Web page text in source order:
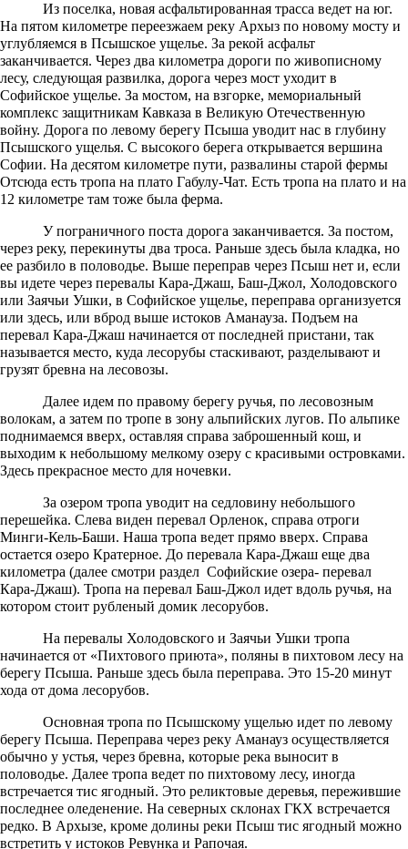
Из поселка, новая асфальтированная трасса ведет на юг.
На пятом километре переезжаем реку Архыз по новому мосту и
углубляемся в Псышское ущелье. За рекой асфальт
заканчивается. Через два километра дороги по живописному
лесу, следующая развилка, дорога через мост уходит в
Софийское ущелье. За мостом, на взгорке, мемориальный
комплекс защитникам Кавказа в Великую Отечественную
войну. Дорога по левому берегу Псыша уводит нас в глубину
Псышского ущелья. С высокого берега открывается вершина
Софии. На десятом километре пути, развалины старой фермы
Отсюда есть тропа на плато Габулу-Чат. Есть тропа на плато и на
12 километре там тоже была ферма.
У пограничного поста дорога заканчивается. За постом,
через реку, перекинуты два троса. Раньше здесь была кладка, но
ее разбило в половодье. Выше переправ через Псыш нет и, если
вы идете через перевалы Кара-Джаш, Баш-Джол, Холодовского
или Заячьи Ушки, в Софийское ущелье, переправа организуется
или здесь, или вброд выше истоков Аманауза. Подъем на
перевал Кара-Джаш начинается от последней пристани, так
называется место, куда лесорубы стаскивают, разделывают и
грузят бревна на лесовозы.
Далее идем по правому берегу ручья, по лесовозным
волокам, а затем по тропе в зону альпийских лугов. По альпике
поднимаемся вверх, оставляя справа заброшенный кош, и
выходим к небольшому мелкому озеру с красивыми островками.
Здесь прекрасное место для ночевки.
За озером тропа уводит на седловину небольшого
перешейка. Слева виден перевал Орленок, справа отроги
Минги-Кель-Баши. Наша тропа ведет прямо вверх. Справа
остается озеро Кратерное. До перевала Кара-Джаш еще два
километра (далее смотри раздел Софийские озера- перевал
Кара-Джаш). Тропа на перевал Баш-Джол идет вдоль ручья, на
котором стоит рубленый домик лесорубов.
На перевалы Холодовского и Заячьи Ушки тропа
начинается от «Пихтового приюта», поляны в пихтовом лесу на
берегу Псыша. Раньше здесь была переправа. Это 15-20 минут
хода от дома лесорубов.
Основная тропа по Псышскому ущелью идет по левому
берегу Псыша. Переправа через реку Аманауз осуществляется
обычно у устья, через бревна, которые река выносит в
половодье. Далее тропа ведет по пихтовому лесу, иногда
встречается тис ягодный. Это реликтовые деревья, пережившие
последнее оледенение. На северных склонах ГКХ встречается
редко. В Архызе, кроме долины реки Псыш тис ягодный можно
встретить у истоков Ревунка и Рапочая.